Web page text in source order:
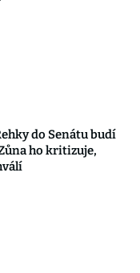
do Senátu budí
ho kritizuje,